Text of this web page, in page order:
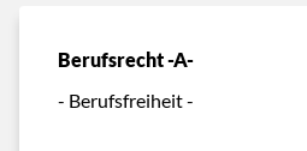
Berufsrecht -A-
- Berufsfreiheit -